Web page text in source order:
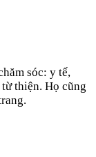
sóc: y tế,
thiện. Họ cũng